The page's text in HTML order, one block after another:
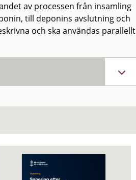
av processen från insamling
till deponins avslutning och
och ska användas parallellt